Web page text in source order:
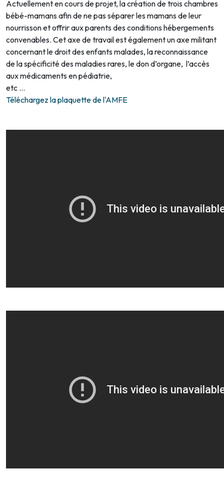
Actuellement en cours de projet, la création de trois chambres
bébé-mamans afin de ne pas séparer les mamans de leur
nourrisson et offrir aux parents des conditions hébergements
convenables. Cet axe de travail est également un axe militant
concernant le droit des enfants malades, la reconnaissance
de la spécificité des maladies rares, le don d’organe, l’accès
aux médicaments en pédiatrie,
etc …
Téléchargez la plaquette de l'AMFE